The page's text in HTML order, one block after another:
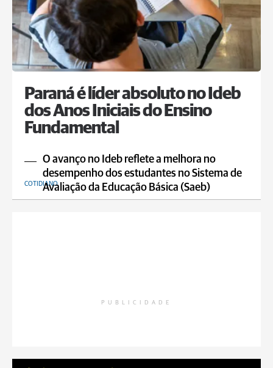
Paraná é líder absoluto no Ideb
dos Anos Iniciais do Ensino
Fundamental
O avanço no Ideb reflete a melhora no
desempenho dos estudantes no Sistema de
Avaliação da Educação Básica (Saeb)
COTIDIANO
PUBLICIDADE